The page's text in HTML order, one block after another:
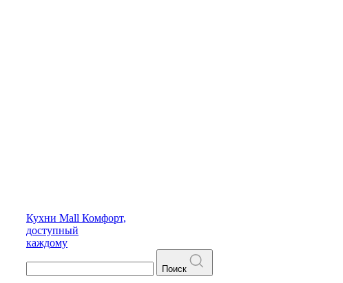
Кухни Mall Комфорт,
доступный
каждому
Поиск